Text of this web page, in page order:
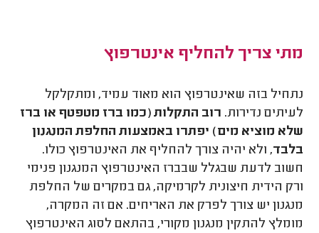
מתי צריך להחליף אינטרפוץ
נתחיל בזה שאינטרפוץ הוא מאוד עמיד, ומתקלקל
לעיתים נדירות. רוב התקלות (כמו ברז מטפטף או ברז
שלא מוציא מים) יפתרו באמצעות החלפת המנגנון
בלבד, ולא יהיה צורך להחליף את האינטרפוץ כולו.
חשוב לדעת שבגלל שבברז האינטרפוץ המנגנון פנימי
ורק הידית חיצונית לקרמיקה, גם במקרים של החלפת
מנגנון יש צורך לפרק את האריחים. אם זה המקרה,
מומלץ להתקין מנגנון מקורי, בהתאם לסוג האינטרפוץ